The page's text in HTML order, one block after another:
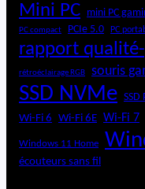
Mini PC mini PC
PC compact PCIe 5.0 PC
rapport
rétroéclairage RGB souris
SSD NVMe SSD
Wi-Fi 6 Wi-Fi 6E Wi-Fi 7
Windows 11 Home
écouteurs sans fil